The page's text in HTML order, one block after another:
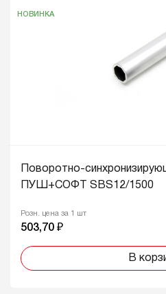
НОВИНКА
Поворотно-
ПУШ+СОФТ SBS12/1500
Розн. цена за 1 шт
503,70 ₽
В